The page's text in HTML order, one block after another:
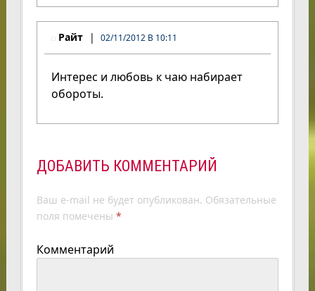
Райт 02/11/2012 В 10:11
Интерес и любовь к чаю набирает
обороты.
ДОБАВИТЬ КОММЕНТАРИЙ
Ваш e-mail не будет опубликован. Обязательные
поля помечены *
Комментарий